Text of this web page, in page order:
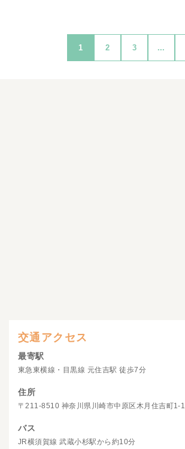
1 2 3 ...
交通アクセス
最寄駅
東急東横線・目黒線 元住吉駅 徒歩7分
住所
〒211-8510 神奈川県川崎市中原区木月住吉町1-1
バス
JR横須賀線 武蔵小杉駅から約10分